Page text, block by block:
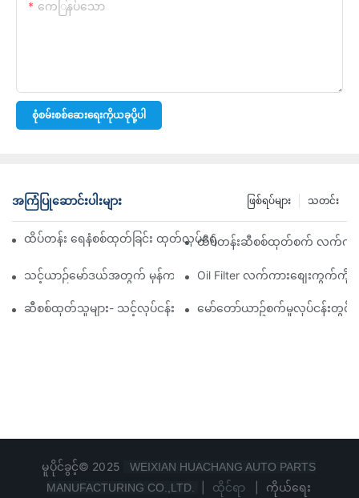
ကေြနပ်သော
စုံစမ်းစစ်ဆေးရေးကိုယခုပို့ပါ
အကြံပြုဆောင်းပါးများ သတင်း
ဖြစ်ရပ်များ
ထိပ်တန်း ရေနံစစ်ထုတ်ခြင်း ထုတ်လုပ်ရေးကုမ္ပဏီများ- ပြည့်စုံသော ခ
ထိပ်တန်းဆီစစ်ထုတ်စက် လက်ကား
သင့်ယာဉ်မော်ဒယ်အတွက် မှန်ကန်သော ဆီစစ်ထုတ်စက်ကို ရွေးချယ်ခြင်း-
Oil Filter လက်ကားစျေးကွက်ကို
ဆီစစ်ထုတ်သူများ- သင့်လုပ်ငန်းအတွက် အရည်အသွေးပြည့်မီသော ထုတ်ကု
မော်တော်ယာဥ်စက်မှုလုပ်ငန်းတွင်
မူပိုင်ခွင့်© 2025
WEIXIAN HUACHANG AUTO PARTS
MANUFACTURING CO.,LTD.
ထိုင်ရာ ကိုယ်ရေး